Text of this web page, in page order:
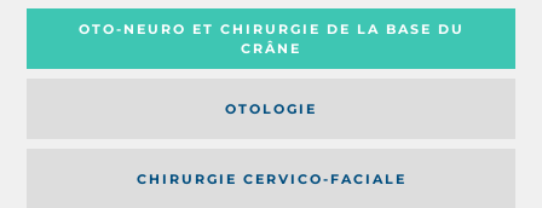
OTO-NEURO ET CHIRURGIE DE LA BASE DU
CRÂNE
OTOLOGIE
CHIRURGIE CERVICO-FACIALE